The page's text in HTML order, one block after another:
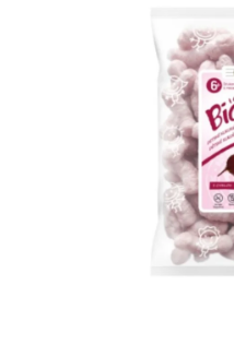
hvězdiček.